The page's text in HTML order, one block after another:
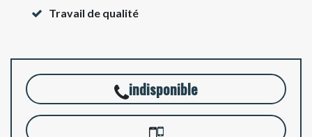
Travail de qualité
indisponible